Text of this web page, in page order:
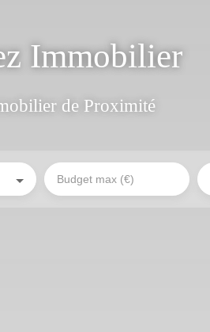
Immobilier
de Proximité
Budget max (€)